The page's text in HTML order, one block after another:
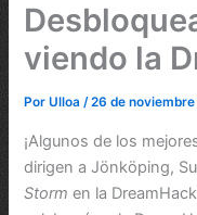
viendo la
PorUlloa/26 de noviembre
¡Algunos de los
dirigen a Jönköping,
Storm en la